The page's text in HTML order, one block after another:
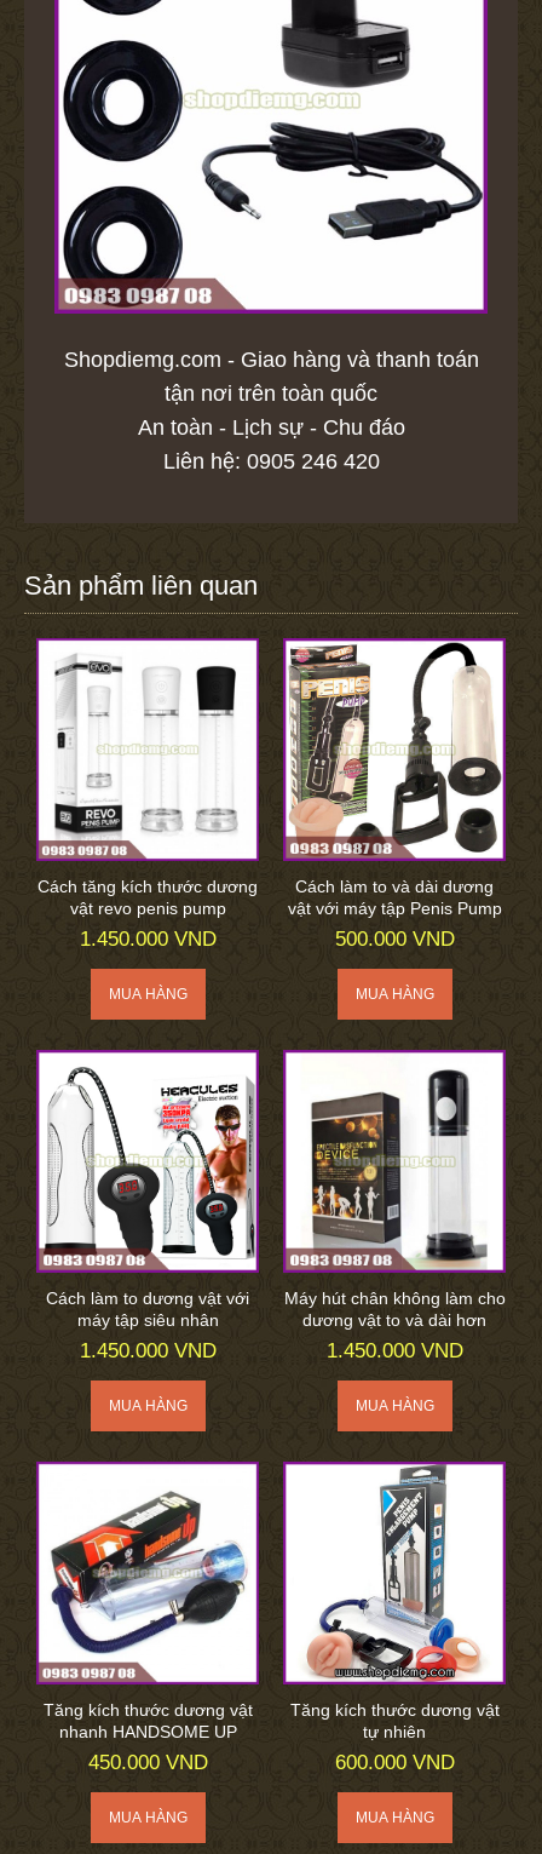
Shopdiemg.com - Giao hàng và thanh toán
tận nơi trên toàn quốc
An toàn - Lịch sự - Chu đáo
Liên hệ: 0905 246 420
Sản phẩm liên quan
Cách tăng kích thước dương
vật revo penis pump
1.450.000 VND
Cách làm to và dài dương
vật với máy tập Penis Pump
500.000 VND
Cách làm to dương vật với
máy tập siêu nhân
1.450.000 VND
Máy hút chân không làm cho
dương vật to và dài hơn
1.450.000 VND
Tăng kích thước dương vật
nhanh HANDSOME UP
450.000 VND
Tăng kích thước dương vật
tự nhiên
600.000 VND